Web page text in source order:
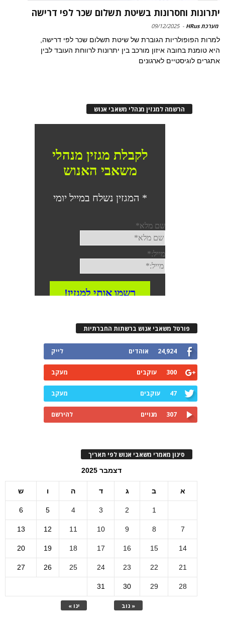
יתרונות וחסרונות בשיטת תשלום שכר לפי דרישה
מערכת HRus -
09/12/2025
למרות הפופולריות הגוברת של שיטת תשלום שכר לפי דרישה,
היא טומנת בחובה איזון מורכב בין יתרונות לרווחת העובד לבין
אתגרים לוגיסטיים לארגונים
הרשמה למגזין מנהלי משאבי אנוש
פורטל משאבי אנוש ברשתות החברתיות
24,924 אוהדים לייק
300 עוקבים מעקב
47 עוקבים מעקב
307 מנויים להירשם
סינון מאמרי משאבי אנוש לפי תאריך
דצמבר 2025
א ב ג ד ה ו ש
« נוב ינו »
1
2
3
4
5
6
7
8
9
10
11
12
13
14
15
16
17
18
19
20
21
22
23
24
25
26
27
28
29
30
31